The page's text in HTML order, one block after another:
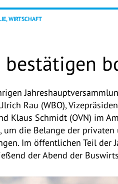
WIRTSCHAFT
Rau (WBO),
Klaus Schmidt (OVN) im
um die Belange der
Im öffentlichen Teil der
der Abend der